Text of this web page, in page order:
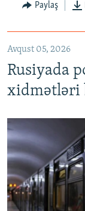
Paylaş
Avqust 05, 2026
Rusiyada
xidmətləri